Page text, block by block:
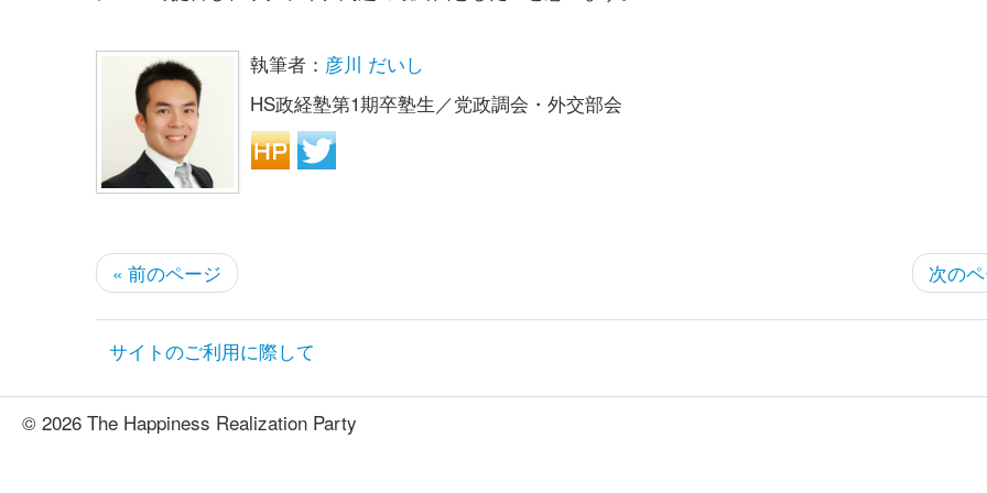
執筆者： 彦川 だいし
HS政経塾第1期卒塾生／党政調会・外交部会
« 前のページ 次の
サイトのご利用に際して
© 2026 The Happiness Realization Party